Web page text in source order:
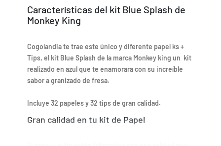
Características del kit Blue Splash de
Monkey King
Cogolandia te trae este único y diferente papel ks +
Tips, el kit Blue Splash de la marca Monkey king un kit
realizado en azul que te enamorara con su increíble
sabor a granizado de fresa.
Incluye 32 papeles y 32 tips de gran calidad.
Gran calidad en tu kit de Papel